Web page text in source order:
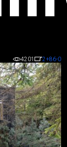
4201 2+86-0